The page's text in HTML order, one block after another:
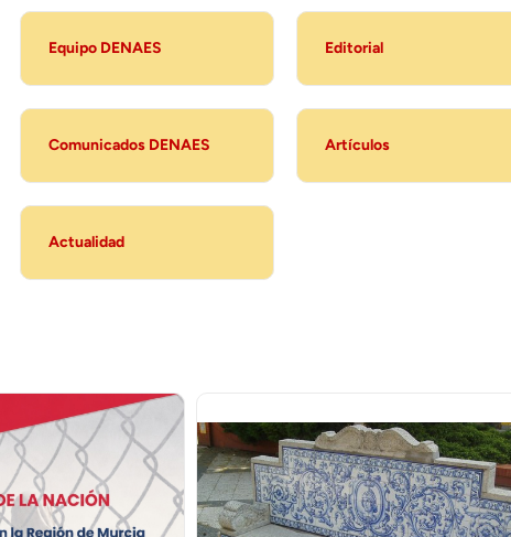
Equipo DENAES Editorial
Comunicados DENAES Artículos
Actualidad